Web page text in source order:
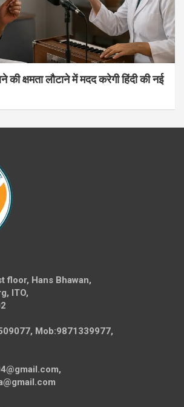
की क्षमता लौटाने में मदद करेगी हिंदी की नई
floor, Hans Bhawan,
ITO,
Mob:9871339977,